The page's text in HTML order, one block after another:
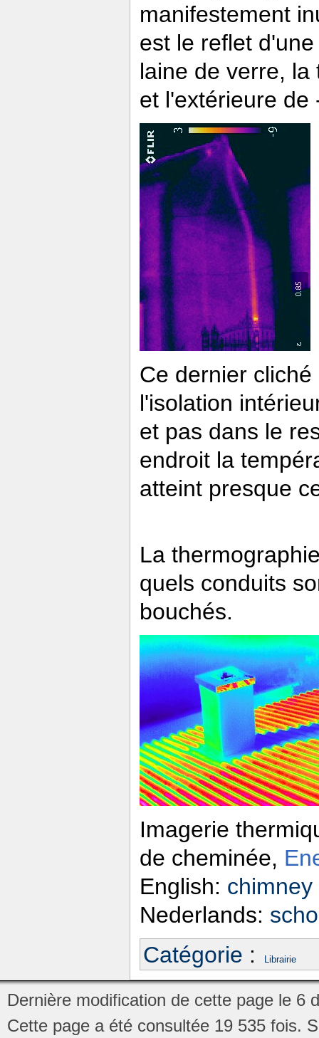
manifestement
est le reflet
laine de verre, la
et l'extérieure de
Ce dernier
l'isolation
et pas dans le
endroit la
atteint presque
La
quels conduits
bouchés.
Imagerie
de cheminée,
English: chimney
Nederlands:
Catégorie : Librairie
Dernière modification de cette page le 6
Cette page a été consultée 19 535 fois.